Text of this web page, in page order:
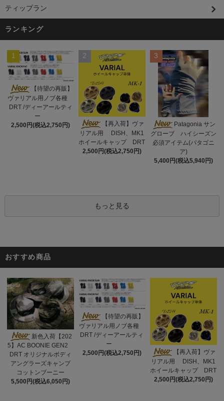
ティップラン
ランキング
1
【待望の再販】
ヴァリアル用ノブ各種
DRT /ディーアールティ
ー
2,500円(税込2,750円)
2
【再入荷】ヴァ
リアル用 DISH、MK1
ホイールキャップ DRT
2,500円(税込2,750円)
3
Patagonia サン
グローブ ハイシーズン
必須アイテム(パタゴニ
ア)
5,400円(税込5,940円)
もっと見る
おすすめ商品
新色入荷【202
5】AC BOONIE GEN2
DRT オリジナルボディ
アングラーズキャンプ
コットンブーニー
5,500円(税込6,050円)
【待望の再販】
ヴァリアル用ノブ各種
DRT /ディーアールティ
ー
2,500円(税込2,750円)
【再入荷】ヴァ
リアル用 DISH、MK1
ホイールキャップ DRT
2,500円(税込2,750円)